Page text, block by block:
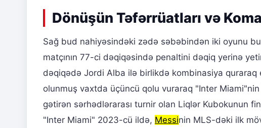
Dönüşün Təfərrüatları və
Sağ bud nahiyəsindəki zədə səbəbindən iki oyunu
matçının 77-ci dəqiqəsində penaltini dəqiq yerinə
dəqiqədə Jordi Alba ilə birlikdə kombinasiya quraraq
olunmuş vaxtda üçüncü qolu vuraraq "Inter Miami"nin
gətirən sərhədlərarası turnir olan Liqlər Kubokunun
"Inter Miami" 2023-cü ildə, Messinin MLS-dəki ilk